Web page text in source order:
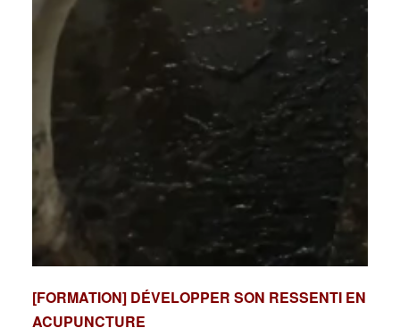
[FORMATION] DÉVELOPPER SON RESSENTI EN
ACUPUNCTURE